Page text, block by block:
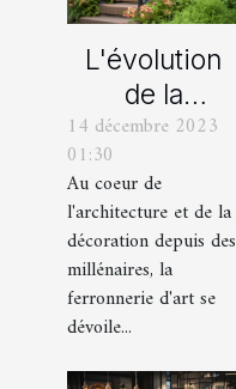
L'évolution
de la
ferronnerie
d'art à travers
les siècles
14 décembre 2023
01:30
Au coeur de
l'architecture et de la
décoration depuis des
millénaires, la
ferronnerie d'art se
dévoile...